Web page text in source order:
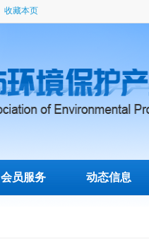
收藏本页
会员服务 动态信息